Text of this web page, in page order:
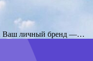
Ваш личный бренд —…